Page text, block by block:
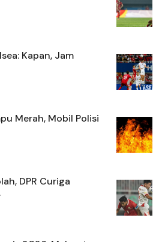
Kapan, Jam
Merah, Mobil Polisi
DPR Curiga